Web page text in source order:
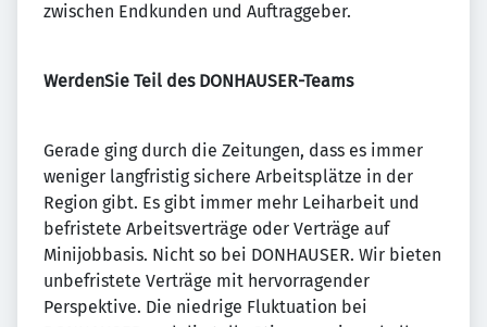
zwischen Endkunden und Auftraggeber.
WerdenSie Teil des DONHAUSER-Teams
Gerade ging durch die Zeitungen, dass es immer
weniger langfristig sichere Arbeitsplätze in der
Region gibt. Es gibt immer mehr Leiharbeit und
befristete Arbeitsverträge oder Verträge auf
Minijobbasis. Nicht so bei DONHAUSER. Wir bieten
unbefristete Verträge mit hervorragender
Perspektive. Die niedrige Fluktuation bei